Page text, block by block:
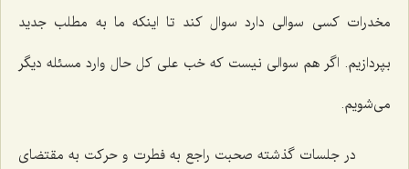
مخدرات کسی سوالی دارد سوال کند تا اینکه ما به مطلب جدید
بپردازیم. اگر هم سوالی نیست که خب علی کل حال وارد مسئله دیگر
می‌شویم.
در جلسات گذشته صحبت راجع به فطرت و حرکت به مقتضای